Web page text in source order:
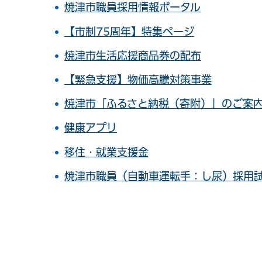
焼津市職員採用情報ポータル
【市制75周年】特集ページ
焼津市生活応援商品券の配布
【緊急支援】物価高騰対策事業
焼津市「ふるさと納税（寄附）」のご案
健康アプリ
移住・就業支援金
焼津市職員（自動車運転手：し尿）採用